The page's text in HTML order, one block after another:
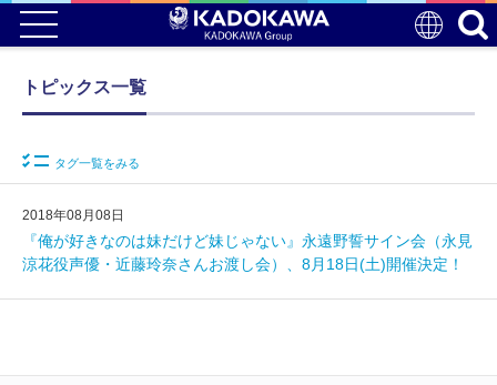
トピックス一覧
タグ一覧をみる
2018年08月08日
『俺が好きなのは妹だけど妹じゃない』永遠野誓サイン会（永見
涼花役声優・近藤玲奈さんお渡し会）、8月18日(土)開催決定！